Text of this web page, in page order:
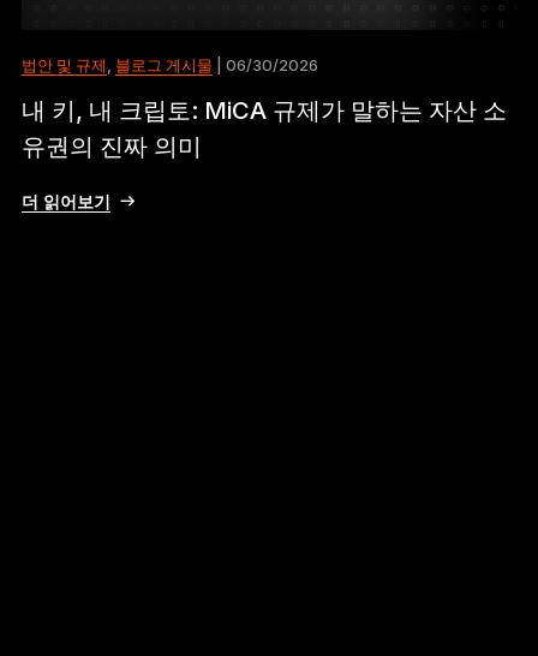
법안 및 규제, 블로그 게시물 | 06/30/2026
내 키, 내 크립토: MiCA 규제가 말하는 자산 소
유권의 진짜 의미
더 읽어보기